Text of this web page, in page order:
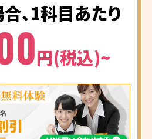
、1科目あたり
円(税込)~